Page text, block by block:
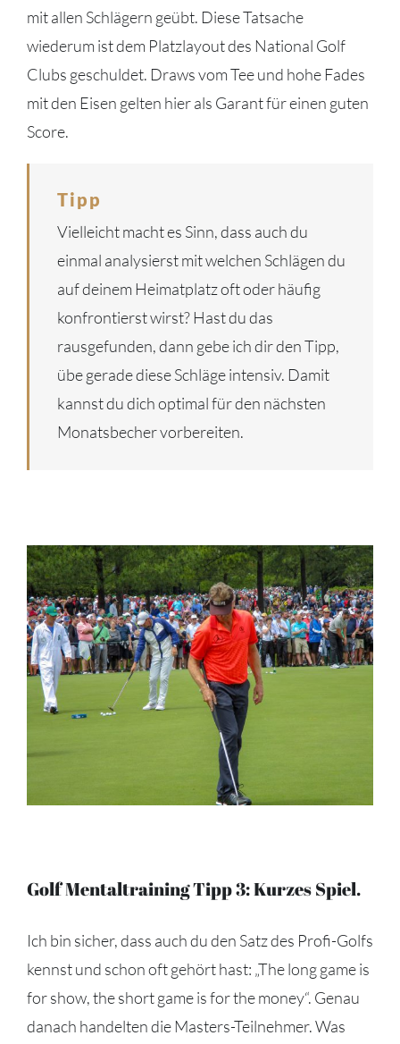
mit allen Schlägern geübt. Diese Tatsache
wiederum ist dem Platzlayout des National Golf
Clubs geschuldet. Draws vom Tee und hohe Fades
mit den Eisen gelten hier als Garant für einen guten
Score.
Tipp
Vielleicht macht es Sinn, dass auch du
einmal analysierst mit welchen Schlägen du
auf deinem Heimatplatz oft oder häufig
konfrontierst wirst? Hast du das
rausgefunden, dann gebe ich dir den Tipp,
übe gerade diese Schläge intensiv. Damit
kannst du dich optimal für den nächsten
Monatsbecher vorbereiten.
Golf Mentaltraining Tipp 3: Kurzes Spiel.
Ich bin sicher, dass auch du den Satz des Profi-Golfs
kennst und schon oft gehört hast: „The long game is
for show, the short game is for the money“. Genau
danach handelten die Masters-Teilnehmer. Was